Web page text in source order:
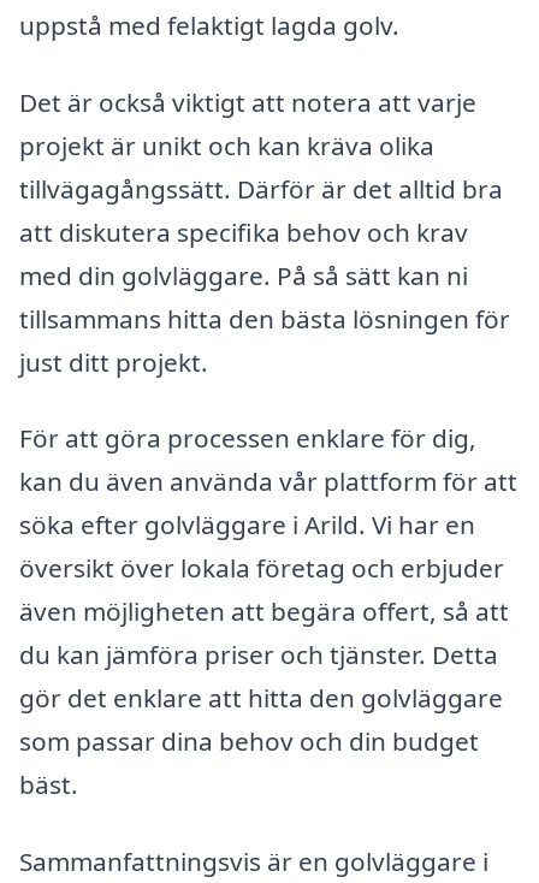
uppstå med felaktigt lagda golv.
Det är också viktigt att notera att varje
projekt är unikt och kan kräva olika
tillvägagångssätt. Därför är det alltid bra
att diskutera specifika behov och krav
med din golvläggare. På så sätt kan ni
tillsammans hitta den bästa lösningen för
just ditt projekt.
För att göra processen enklare för dig,
kan du även använda vår plattform för att
söka efter golvläggare i Arild. Vi har en
översikt över lokala företag och erbjuder
även möjligheten att begära offert, så att
du kan jämföra priser och tjänster. Detta
gör det enklare att hitta den golvläggare
som passar dina behov och din budget
bäst.
Sammanfattningsvis är en golvläggare i